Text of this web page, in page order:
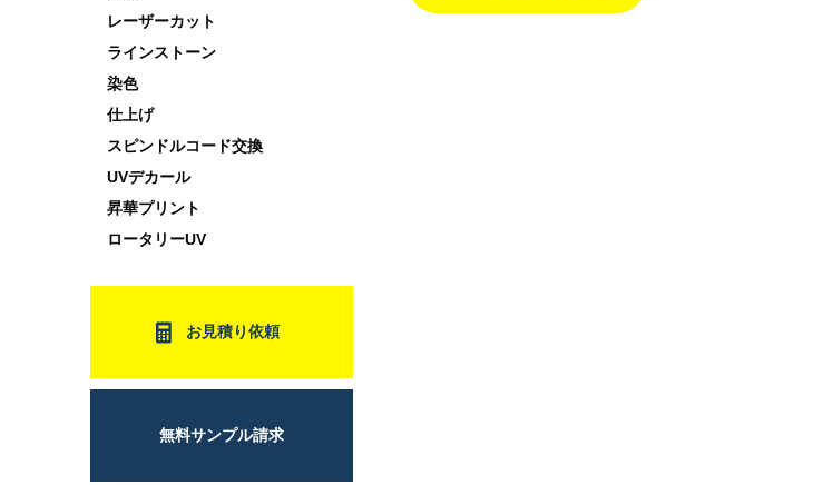
レーザーカット
ラインストーン
染色
仕上げ
スピンドルコード交換
UVデカール
昇華プリント
ロータリーUV
お見積り依頼
無料サンプル請求